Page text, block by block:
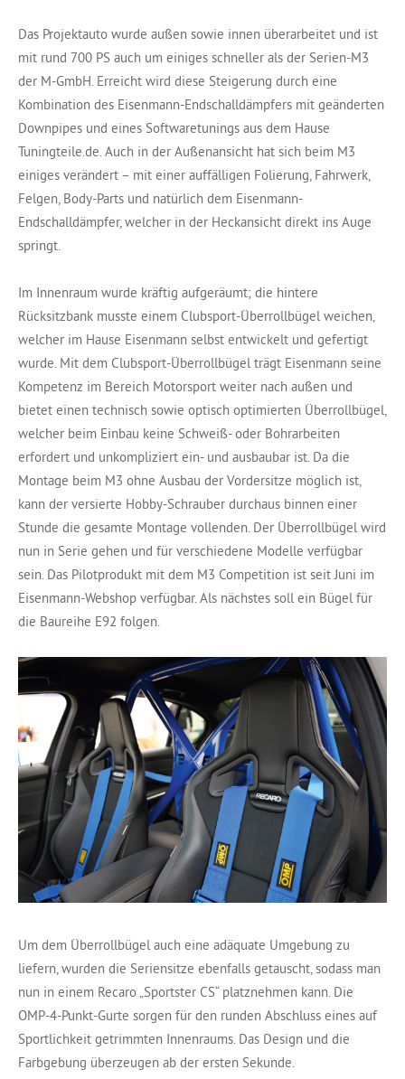
Das Projektauto wurde außen sowie innen überarbeitet und ist
mit rund 700 PS auch um einiges schneller als der Serien-M3
der M-GmbH. Erreicht wird diese Steigerung durch eine
Kombination des Eisenmann-Endschalldämpfers mit geänderten
Downpipes und eines Softwaretunings aus dem Hause
Tuningteile.de. Auch in der Außenansicht hat sich beim M3
einiges verändert – mit einer auffälligen Folierung, Fahrwerk,
Felgen, Body-Parts und natürlich dem Eisenmann-
Endschalldämpfer, welcher in der Heckansicht direkt ins Auge
springt.
Im Innenraum wurde kräftig aufgeräumt; die hintere
Rücksitzbank musste einem Clubsport-Überrollbügel weichen,
welcher im Hause Eisenmann selbst entwickelt und gefertigt
wurde. Mit dem Clubsport-Überrollbügel trägt Eisenmann seine
Kompetenz im Bereich Motorsport weiter nach außen und
bietet einen technisch sowie optisch optimierten Überrollbügel,
welcher beim Einbau keine Schweiß- oder Bohrarbeiten
erfordert und unkompliziert ein- und ausbaubar ist. Da die
Montage beim M3 ohne Ausbau der Vordersitze möglich ist,
kann der versierte Hobby-Schrauber durchaus binnen einer
Stunde die gesamte Montage vollenden. Der Überrollbügel wird
nun in Serie gehen und für verschiedene Modelle verfügbar
sein. Das Pilotprodukt mit dem M3 Competition ist seit Juni im
Eisenmann-Webshop verfügbar. Als nächstes soll ein Bügel für
die Baureihe E92 folgen.
Um dem Überrollbügel auch eine adäquate Umgebung zu
liefern, wurden die Seriensitze ebenfalls getauscht, sodass man
nun in einem Recaro „Sportster CS“ platznehmen kann. Die
OMP-4-Punkt-Gurte sorgen für den runden Abschluss eines auf
Sportlichkeit getrimmten Innenraums. Das Design und die
Farbgebung überzeugen ab der ersten Sekunde.